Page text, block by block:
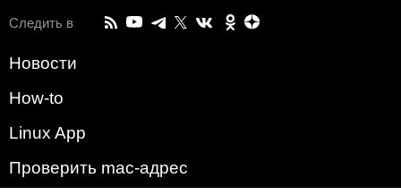
Следить в
Новости
How-to
Linux App
Проверить mac-адрес